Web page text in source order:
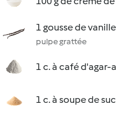
1 gousse de vanille
pulpe grattée
1 c. à café d'agar-
1 c. à soupe de